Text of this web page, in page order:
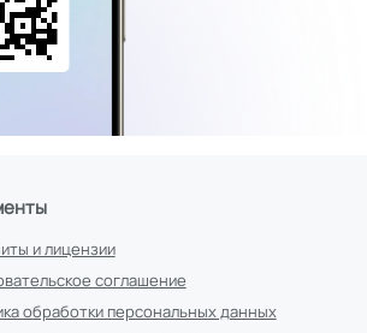
и лицензии
соглашение
обработки персональных данных